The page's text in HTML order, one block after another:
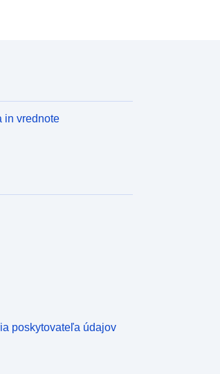
in vrednote
poskytovateľa údajov